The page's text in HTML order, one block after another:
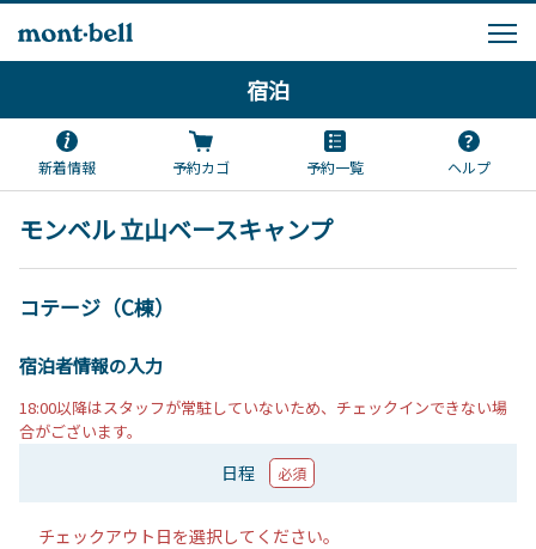
宿泊
新着情報 予約カゴ 予約一覧 ヘルプ
モンベル 立山ベースキャンプ
コテージ（C棟）
宿泊者情報の入力
18:00以降はスタッフが常駐していないため、チェックインできない場
合がございます。
日程 必須
チェックアウト日を選択してください。